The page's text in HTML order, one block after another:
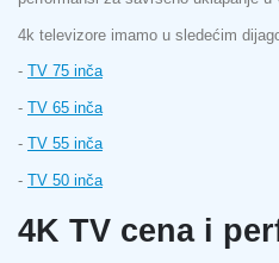
4k televizore imamo u sledećim
- TV 75 inča
- TV 65 inča
- TV 55 inča
- TV 50 inča
4K TV cena i